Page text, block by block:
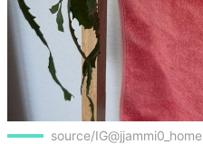
source/IG@jjammi0_home